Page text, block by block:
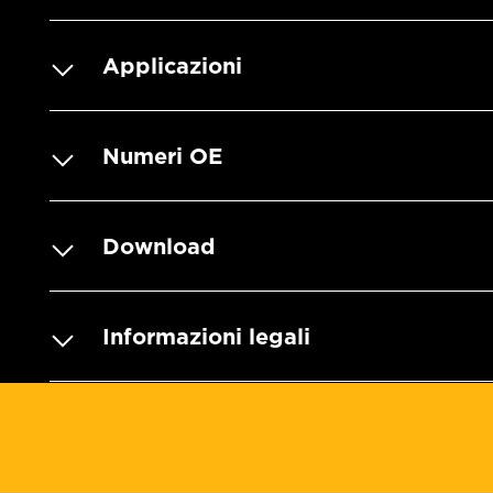
Applicazioni
Numeri OE
Download
Informazioni legali